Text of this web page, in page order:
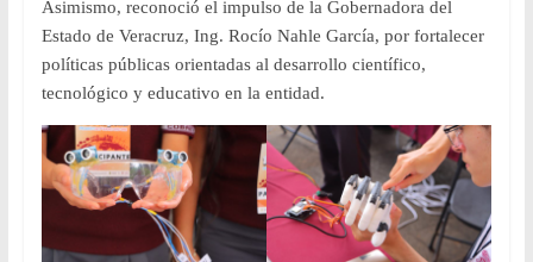
Asimismo, reconoció el impulso de la Gobernadora del
Estado de Veracruz, Ing. Rocío Nahle García, por fortalecer
políticas públicas orientadas al desarrollo científico,
tecnológico y educativo en la entidad.